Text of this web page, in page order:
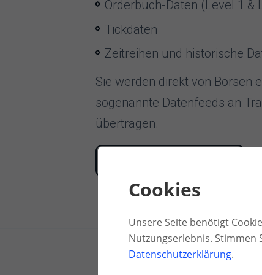
Orderbuch-Daten (Level 1 &
Tickdaten
Zeitreihen und historische
Sie werden direkt von Börsen
sogenannte Datenfeeds an
übertragen.
Cookies
Unsere Seite benötigt
Nutzungserlebnis. Stimmen
Datenschutzerklärung.